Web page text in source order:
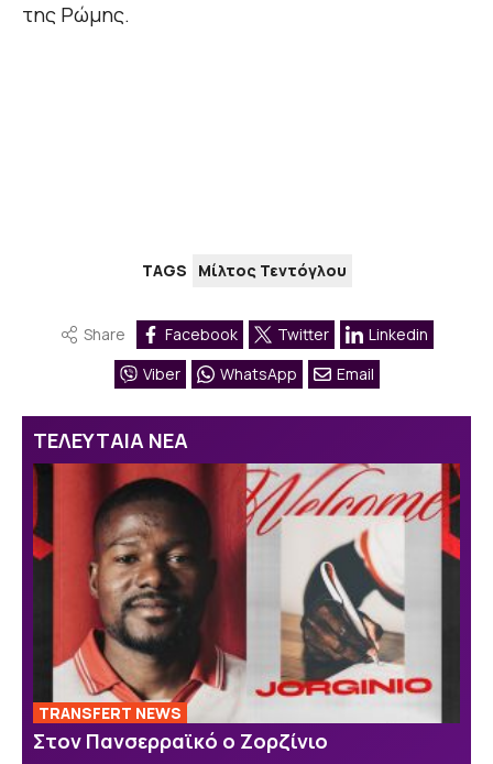
της Ρώμης.
TAGS Μίλτος Τεντόγλου
Share Facebook Twitter
Linkedin
Viber
WhatsApp Email
ΤΕΛΕΥΤΑΙΑ ΝΕΑ
TRANSFERT NEWS
Στον Πανσερραϊκό ο Ζορζίνιο